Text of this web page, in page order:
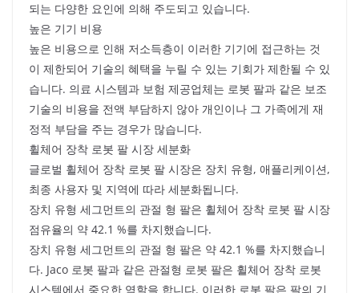
되는 다양한 요인에 의해 주도되고 있습니다.
높은 기기 비용
높은 비용으로 인해 저소득층이 이러한 기기에 접근하는 것
이 제한되어 기술의 혜택을 누릴 수 있는 기회가 제한될 수 있
습니다. 의료 시스템과 보험 제공업체는 로봇 팔과 같은 보조
기술의 비용을 전액 부담하지 않아 개인이나 그 가족에게 재
정적 부담을 주는 경우가 많습니다.
휠체어 장착 로봇 팔 시장 세분화
글로벌 휠체어 장착 로봇 팔 시장은 장치 유형, 애플리케이션,
최종 사용자 및 지역에 따라 세분화됩니다.
장치 유형 세그먼트의 관절 형 팔은 휠체어 장착 로봇 팔 시장
점유율의 약 42.1 %를 차지했습니다.
장치 유형 세그먼트의 관절 형 팔은 약 42.1 %를 차지했습니
다. Jaco 로봇 팔과 같은 관절형 로봇 팔은 휠체어 장착 로봇
시스템에서 중요한 역할을 합니다. 이러한 로봇 팔은 팔의 기